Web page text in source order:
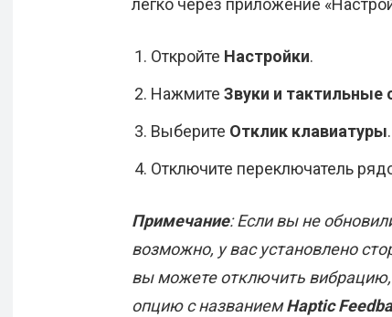
легко через приложение
Откройте Настройки.
Нажмите Звуки и тактильные
Выберите Отклик клавиатуры.
Отключите переключатель
Примечание: Если вы не
возможно, у вас установлено
вы можете отключить вибрацию,
опцию с названиемHaptic